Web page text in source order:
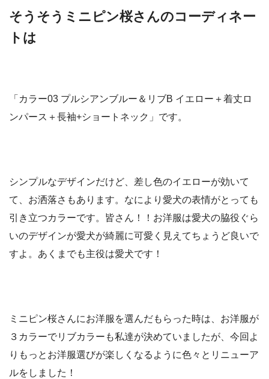
そうそうミニピン桜さんのコーディネー
トは
「カラー03 プルシアンブルー＆リブB イエロー＋着丈ロ
ンパース＋長袖+ショートネック」です。
シンプルなデザインだけど、差し色のイエローが効いて
て、お洒落さもあります。なにより愛犬の表情がとっても
引き立つカラーです。皆さん！！お洋服は愛犬の脇役ぐら
いのデザインが愛犬が綺麗に可愛く見えてちょうど良いで
すよ。あくまでも主役は愛犬です！
ミニピン桜さんにお洋服を選んだもらった時は、お洋服が
３カラーでリブカラーも私達が決めていましたが、今回よ
りもっとお洋服選びが楽しくなるように色々とリニューア
ルをしました！